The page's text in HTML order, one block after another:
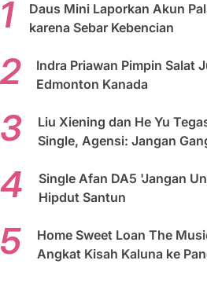
Daus Mini Laporkan Akun Palsu ke Polda Metro
karena Sebar Kebencian
Indra Priawan Pimpin Salat
Edmonton Kanada
Liu Xiening dan He Yu
Single, Agensi: Jangan
Single Afan DA5 'Jangan
Hipdut Santun
Home Sweet Loan The
Angkat Kisah Kaluna ke